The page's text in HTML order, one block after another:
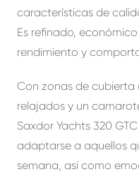
características de
Es refinado,
rendimiento y
Con zonas de cubierta
relajados y un
Saxdor Yachts 320
adaptarse a aquellos
semana, así como